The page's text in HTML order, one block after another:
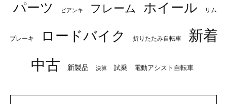
パーツ ビアンキ フレーム ホイール リム
ブレーキ ロードバイク 折りたたみ自転車
新着
中古
新製品 決算 試乗 電動アシスト自転車